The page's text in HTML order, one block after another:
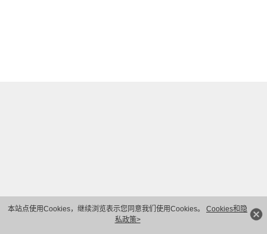
本站点使用Cookies，继续浏览表示您同意我们使用Cookies。 Cookies和隐
私政策>